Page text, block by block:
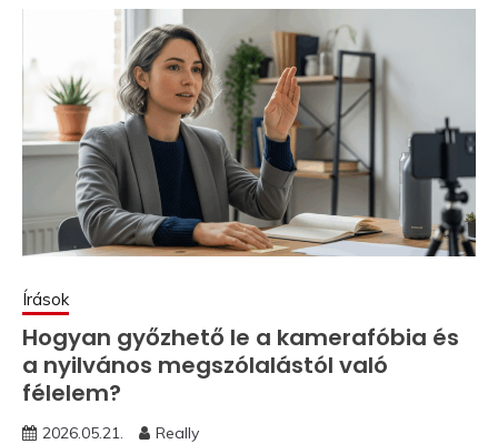
Írások
Hogyan győzhető le a kamerafóbia és
a nyilvános megszólalástól való
félelem?
2026.05.21. Really